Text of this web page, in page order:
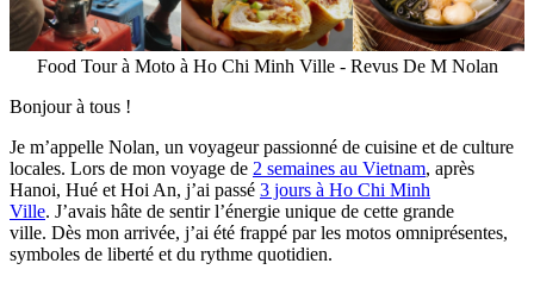
Food Tour à Moto à Ho Chi Minh Ville - Revus De M Nolan
Bonjour à tous !
Je m’appelle Nolan, un voyageur passionné de cuisine et de culture
locales. Lors de mon voyage de 2 semaines au Vietnam, après
Hanoi, Hué et Hoi An, j’ai passé 3 jours à Ho Chi Minh
Ville. J’avais hâte de sentir l’énergie unique de cette grande
ville. Dès mon arrivée, j’ai été frappé par les motos omniprésentes,
symboles de liberté et du rythme quotidien.